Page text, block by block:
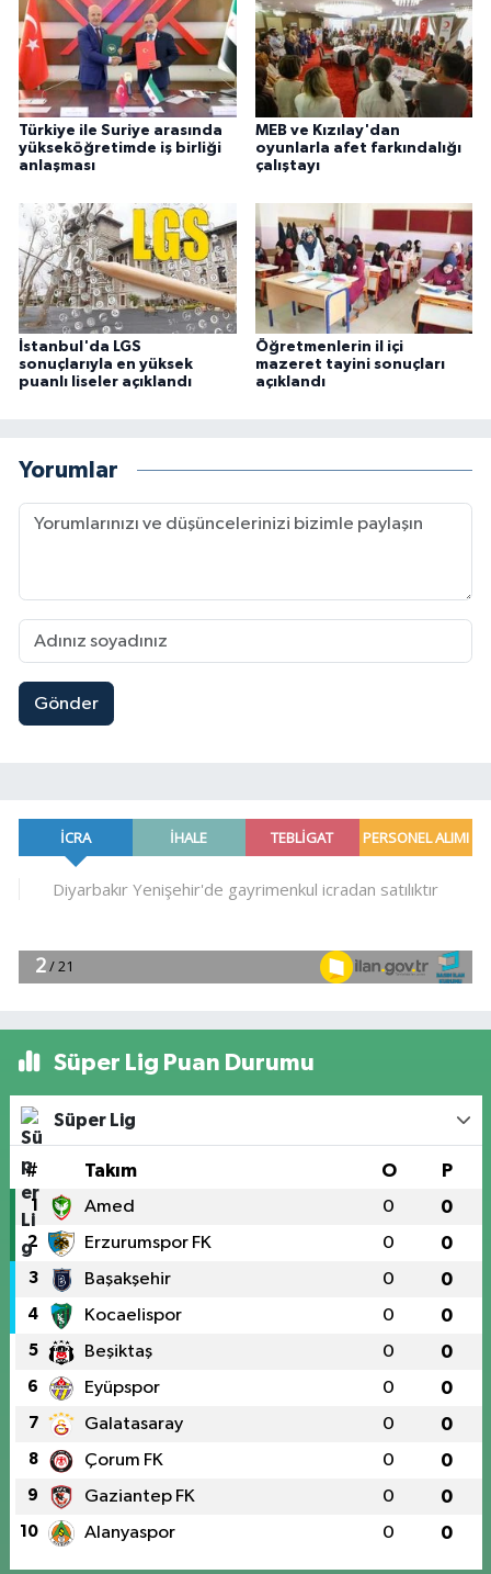
Türkiye ile Suriye arasında
yükseköğretimde iş birliği
anlaşması
MEB ve Kızılay'dan
oyunlarla afet farkındalığı
çalıştayı
İstanbul'da LGS
sonuçlarıyla en yüksek
puanlı liseler açıklandı
Öğretmenlerin il içi
mazeret tayini sonuçları
açıklandı
Yorumlar
Gönder
Süper Lig Puan Durumu
Süper Lig
# Takım O P
1 Amed 0 0
2 Erzurumspor FK 0 0
3 Başakşehir 0 0
4 Kocaelispor 0 0
5 Beşiktaş 0 0
6 Eyüpspor 0 0
7 Galatasaray 0 0
8 Çorum FK 0 0
9 Gaziantep FK 0 0
10 Alanyaspor 0 0